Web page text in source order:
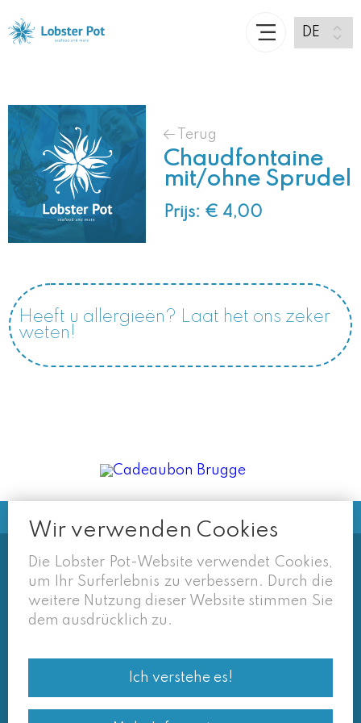
Terug
Chaudfontaine
mit/ohne Sprudel
Prijs: € 4,00
Heeft u allergieën? Laat het ons zeker
weten!
Soms vermelden derden sites
(google/overzichtssites) een tarief dat niet meer
van toepassing is. Enkel de prijzen op onze eigen
recht voor om ook van daar geafficheerde prijzen
af te wijken.
© Lobster Pot 2026
Wir verwenden Cookies
Die Lobster Pot-Website verwendet Cookies,
um Ihr Surferlebnis zu verbessern. Durch die
weitere Nutzung dieser Website stimmen Sie
dem ausdrücklich zu.
Ich verstehe es!